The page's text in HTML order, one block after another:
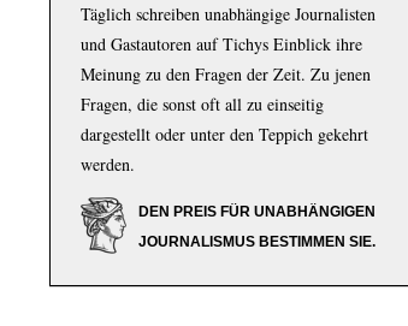
Täglich schreiben unabhängige Journalisten
und Gastautoren auf Tichys Einblick ihre
Meinung zu den Fragen der Zeit. Zu jenen
Fragen, die sonst oft all zu einseitig
dargestellt oder unter den Teppich gekehrt
werden.
DEN PREIS FÜR UNABHÄNGIGEN
JOURNALISMUS BESTIMMEN SIE.